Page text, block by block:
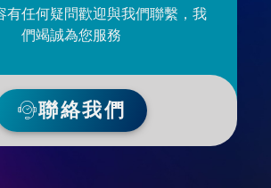
有任何疑問歡迎與我們聯繫，我
們竭誠為您服務
聯絡我們